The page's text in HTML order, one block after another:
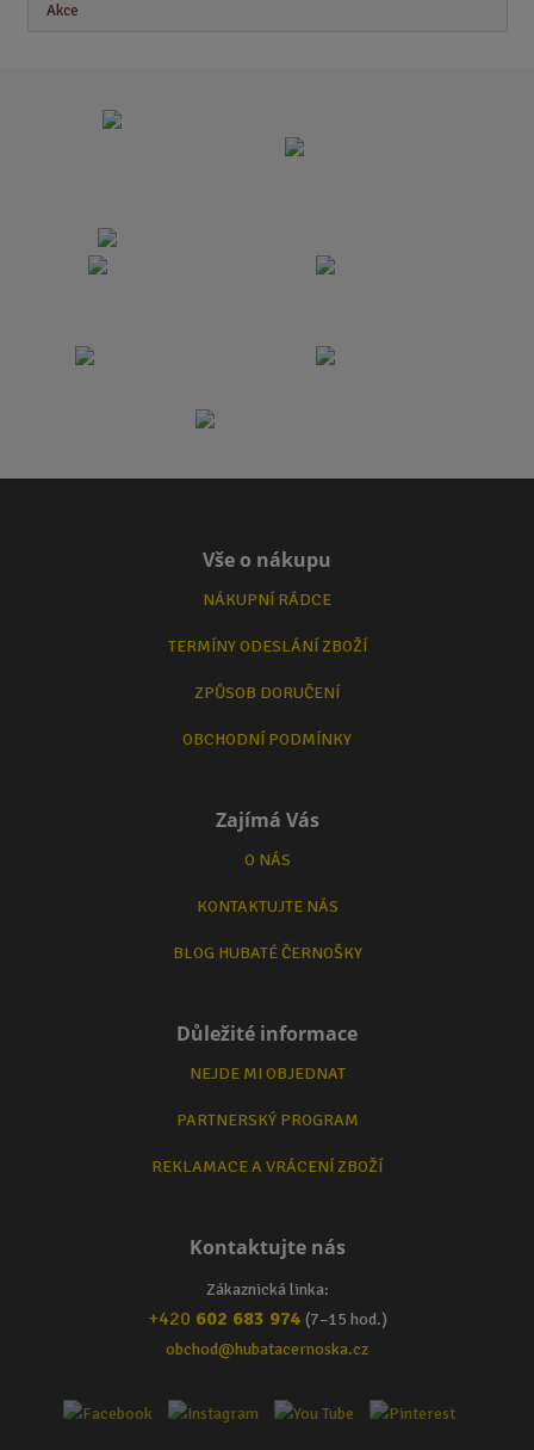
Akce
Vše o nákupu
NÁKUPNÍ RÁDCE
TERMÍNY ODESLÁNÍ ZBOŽÍ
ZPŮSOB DORUČENÍ
OBCHODNÍ PODMÍNKY
Zajímá Vás
O NÁS
KONTAKTUJTE NÁS
BLOG HUBATÉ ČERNOŠKY
Důležité informace
NEJDE MI OBJEDNAT
PARTNERSKÝ PROGRAM
REKLAMACE A VRÁCENÍ ZBOŽÍ
Kontaktujte nás
Zákaznická linka:
+420 602 683 974 (7–15 hod.)
obchod@hubatacernoska.cz